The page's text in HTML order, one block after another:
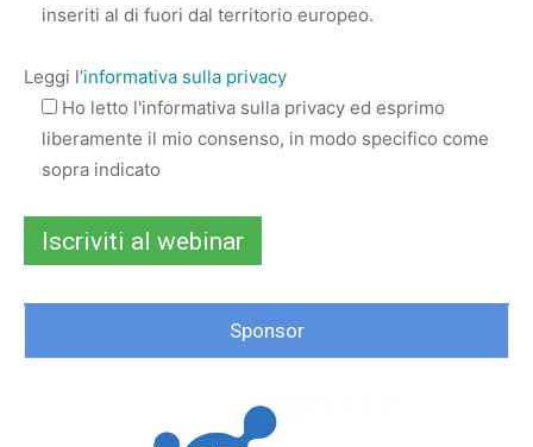
inseriti al di fuori dal territorio europeo.
Leggi l’informativa sulla privacy
Ho letto l'informativa sulla privacy ed esprimo
liberamente il mio consenso, in modo specifico come
sopra indicato
Sponsor